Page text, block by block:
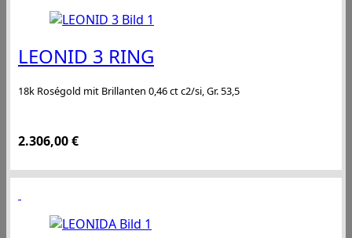
LEONID 3 RING
18k Roségold mit Brillanten 0,46 ct c2/si, Gr. 53,5
2.306,00€